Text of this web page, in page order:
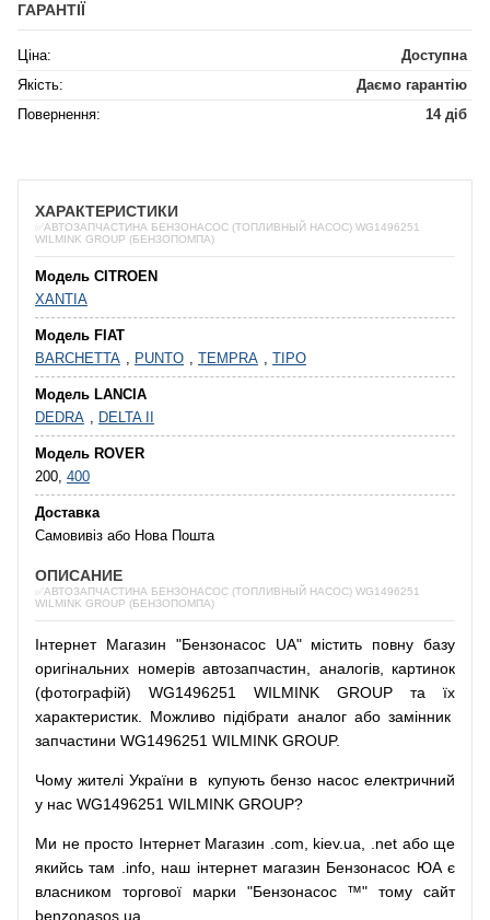
ГАРАНТІЇ
Ціна:
Доступна
Якість:
Даємо гарантію
Повернення:
14 діб
ХАРАКТЕРИСТИКИ
✅АВТОЗАПЧАСТИНА БЕНЗОНАСОС (ТОПЛИВНЫЙ НАСОС) WG1496251
WILMINK GROUP (БЕНЗОПОМПА)
Модель CITROEN
XANTIA
Модель FIAT
BARCHETTA , PUNTO , TEMPRA , TIPO
Модель LANCIA
DEDRA , DELTA II
Модель ROVER
200, 400
Доставка
Самовивіз або Нова Пошта
ОПИСАНИЕ
✅АВТОЗАПЧАСТИНА БЕНЗОНАСОС (ТОПЛИВНЫЙ НАСОС) WG1496251
WILMINK GROUP (БЕНЗОПОМПА)
Інтернет Магазин "Бензонасос UA" містить повну базу
оригінальних номерів автозапчастин аналогів,
картинок
(фотографій) WG1496251 WILMINK GROUP та їх
характеристик. Можливо підібрати аналог або замінник
запчастини WG1496251 WILMINK GROUP.
Чому жителі України в купують бензо насос електричний
у нас WG1496251 WILMINK GROUP?
Ми не просто Інтернет Магазин .com kiev.ua .net або ще
якийсь там .info, наш інтернет магазин Бензонасос ЮА є
власником
торгової марки "Бензонасос ™" тому
сайт
benzonasos.ua